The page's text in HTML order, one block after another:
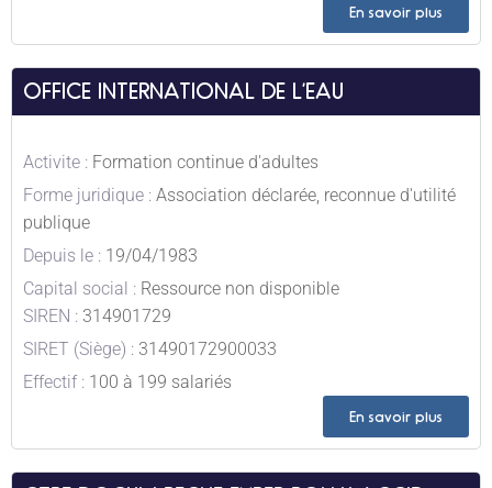
En savoir plus
OFFICE INTERNATIONAL DE L’EAU
Activite : Formation continue d'adultes
Forme juridique : Association déclarée, reconnue d'utilité
publique
Depuis le : 19/04/1983
Capital social : Ressource non disponible
SIREN : 314901729
SIRET (Siège) : 31490172900033
Effectif : 100 à 199 salariés
En savoir plus